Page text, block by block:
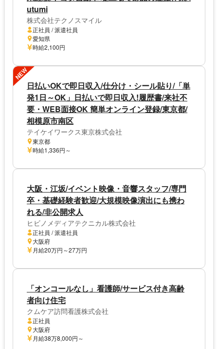
utumi
株式会社テクノスマイル
正社員 / 派遣社員
愛知県
時給2,100円
NEW
日払いOKで即日収入/仕分け・シール貼り/「単
発1日～OK」日払いで即日収入!履歴書/来社不
要・WEB面接OK 簡単オンライン登録/東京都/
相模原市南区
テイケイワークス東京株式会社
東京都
時給1,336円～
大阪・江坂/イベント映像・音響スタッフ/専門
卒・基礎経験者歓迎/大規模映像演出にも携わ
れる/非公開求人
ヒビノメディアテクニカル株式会社
正社員 / 派遣社員
大阪府
月給20万円～27万円
「オンコールなし」看護師/サービス付き高齢
者向け住宅
クムケア訪問看護株式会社
正社員
大阪府
月給38万8,000円～